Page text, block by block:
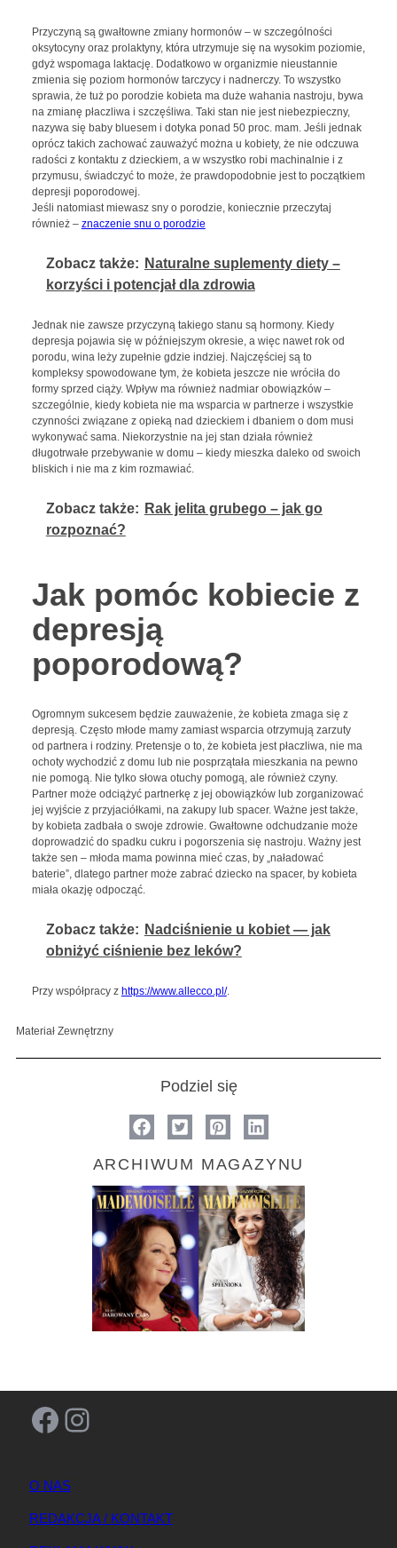
Przyczyną są gwałtowne zmiany hormonów – w szczególności
oksytocyny oraz prolaktyny, która utrzymuje się na wysokim poziomie,
gdyż wspomaga laktację. Dodatkowo w organizmie nieustannie
zmienia się poziom hormonów tarczycy i nadnerczy. To wszystko
sprawia, że tuż po porodzie kobieta ma duże wahania nastroju, bywa
na zmianę płaczliwa i szczęśliwa. Taki stan nie jest niebezpieczny,
nazywa się baby bluesem i dotyka ponad 50 proc. mam. Jeśli jednak
oprócz takich zachować zauważyć można u kobiety, że nie odczuwa
radości z kontaktu z dzieckiem, a w wszystko robi machinalnie i z
przymusu, świadczyć to może, że prawdopodobnie jest to początkiem
depresji poporodowej.
Jeśli natomiast miewasz sny o porodzie, koniecznie przeczytaj
również – znaczenie snu o porodzie
Zobacz także: Naturalne suplementy diety –
korzyści i potencjał dla zdrowia
Jednak nie zawsze przyczyną takiego stanu są hormony. Kiedy
depresja pojawia się w późniejszym okresie, a więc nawet rok od
porodu, wina leży zupełnie gdzie indziej. Najczęściej są to
kompleksy spowodowane tym, że kobieta jeszcze nie wróciła do
formy sprzed ciąży. Wpływ ma również nadmiar obowiązków –
szczególnie, kiedy kobieta nie ma wsparcia w partnerze i wszystkie
czynności związane z opieką nad dzieckiem i dbaniem o dom musi
wykonywać sama. Niekorzystnie na jej stan działa również
długotrwałe przebywanie w domu – kiedy mieszka daleko od swoich
bliskich i nie ma z kim rozmawiać.
Zobacz także: Rak jelita grubego – jak go
rozpoznać?
Jak pomóc kobiecie z
depresją
poporodową?
Ogromnym sukcesem będzie zauważenie, że kobieta zmaga się z
depresją. Często młode mamy zamiast wsparcia otrzymują zarzuty
od partnera i rodziny. Pretensje o to, że kobieta jest płaczliwa, nie ma
ochoty wychodzić z domu lub nie posprzątała mieszkania na pewno
nie pomogą. Nie tylko słowa otuchy pomogą, ale również czyny.
Partner może odciążyć partnerkę z jej obowiązków lub zorganizować
jej wyjście z przyjaciółkami, na zakupy lub spacer. Ważne jest także,
by kobieta zadbała o swoje zdrowie. Gwałtowne odchudzanie może
doprowadzić do spadku cukru i pogorszenia się nastroju. Ważny jest
także sen – młoda mama powinna mieć czas, by „naładować
baterie”, dlatego partner może zabrać dziecko na spacer, by kobieta
miała okazję odpocząć.
Zobacz także: Nadciśnienie u kobiet — jak
obniżyć ciśnienie bez leków?
Przy współpracy z https://www.allecco.pl/.
Materiał Zewnętrzny
Podziel się
ARCHIWUM MAGAZYNU
Facebook Instagram
O NAS
REDAKCJA / KONTAKT